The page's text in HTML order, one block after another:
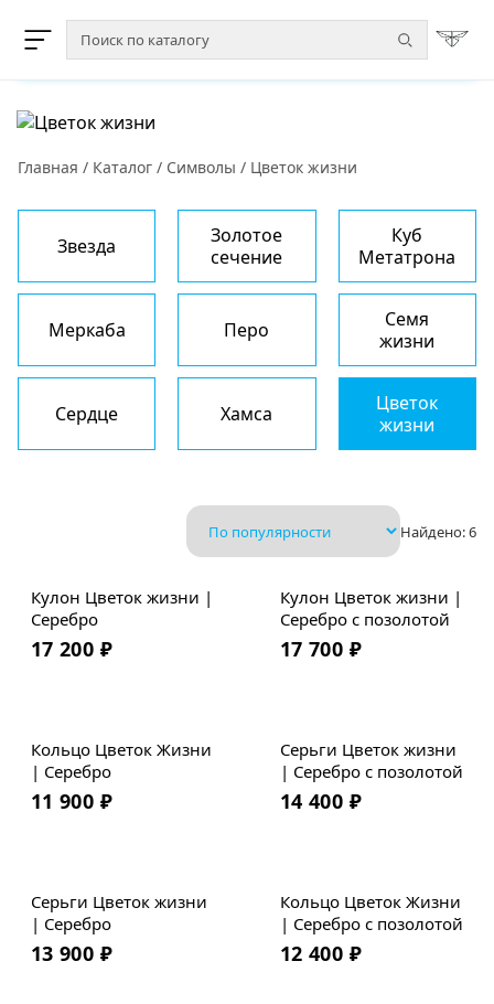
Главная / Каталог / Символы / Цветок жизни
Звезда
Золотое
сечение
Куб
Метатрона
Меркаба Перо
Семя
жизни
Сердце Хамса
Цветок
жизни
Найдено:6
Кулон Цветок жизни |
Серебро
17 200 ₽
Кулон Цветок жизни |
Серебро с позолотой
17 700 ₽
Кольцо Цветок Жизни
| Серебро
11 900 ₽
Новинка
Серьги Цветок жизни
| Серебро с позолотой
14 400 ₽
Серьги Цветок жизни
| Серебро
13 900 ₽
Кольцо Цветок Жизни
| Серебро с позолотой
12 400 ₽